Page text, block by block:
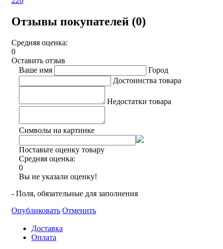
Отзывы покупателей (0)
Средняя оценка:
0
Оставить отзыв
Ваше имя
Город
Достоинства товара
Недостатки товара
Символы на картинке
Поставьте оценку товару
Средняя оценка:
0
Вы не указали оценку!
- Поля, обязательные для заполнения
Опубликовать Отменить
Доставка
Оплата